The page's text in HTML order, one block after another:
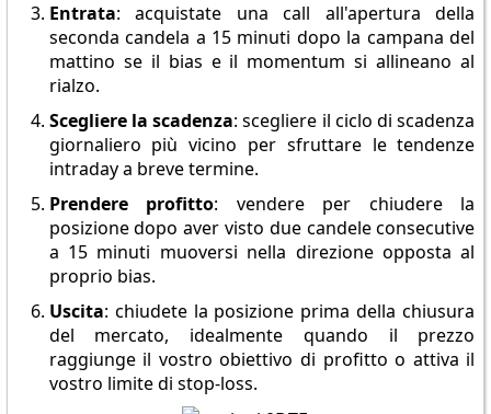
Entrata: acquistate una call all'apertura della
seconda candela a 15 minuti dopo la campana del
mattino se il bias e il momentum si allineano al
rialzo.
Scegliere la scadenza: scegliere il ciclo di scadenza
giornaliero più vicino per sfruttare le tendenze
intraday a breve termine.
Prendere profitto: vendere per chiudere la
posizione dopo aver visto due candele consecutive
a 15 minuti muoversi nella direzione opposta al
proprio bias.
Uscita: chiudete la posizione prima della chiusura
del mercato, idealmente quando il prezzo
raggiunge il vostro obiettivo di profitto o attiva il
vostro limite di stop-loss.